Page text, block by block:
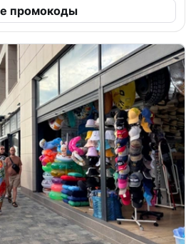
промокоды